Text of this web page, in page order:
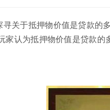
关于抵押物价值是贷款的
家认为抵押物价值是贷款的